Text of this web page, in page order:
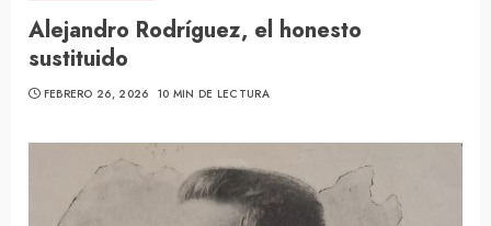
Alejandro Rodríguez, el honesto
sustituido
FEBRERO 26, 2026 10 MIN DE LECTURA